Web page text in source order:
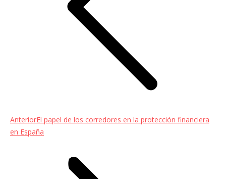
AnteriorEntrada
anterior:
El papel de los corredores en la protección financiera
en España